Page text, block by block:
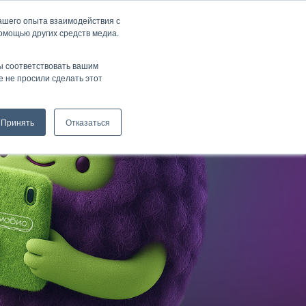
опыта взаимодействия с
других средств медиа.
вашим
просили сделать этот
Принять Отказаться